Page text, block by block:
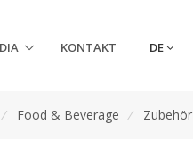
KONTAKT DE
/ Food & Beverage / Zubehör